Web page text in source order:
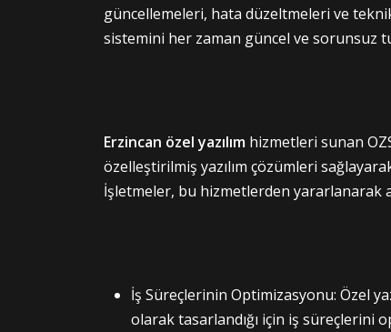
güncellemeleri, hata düzeltmeleri ve
sistemini her zaman güncel ve sorunsuz
Erzincan özel yazılım hizmetleri sunan
özelleştirilmiş yazılım çözümleri
İşletmeler, bu hizmetlerden yararlanarak
İş Süreçlerinin Optimizasyonu: Özel
olarak tasarlandığı için iş süreçlerini